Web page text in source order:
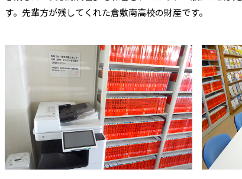
す。先輩方が残してくれた倉敷南高校の財産です。